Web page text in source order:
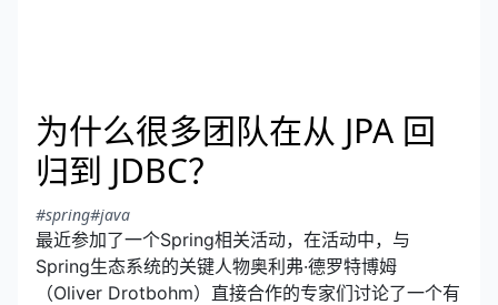
为什么很多团队在从 JPA 回
归到 JDBC？
#spring#java
最近参加了一个Spring相关活动，在活动中，与
Spring生态系统的关键人物奥利弗·德罗特博姆
（Oliver Drotbohm）直接合作的专家们讨论了一个有